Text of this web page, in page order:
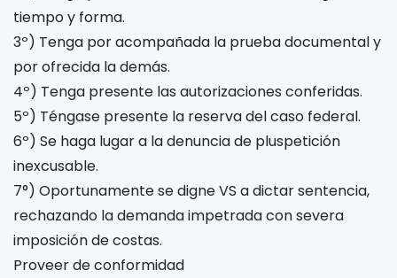
tiempo y forma.
3º) Tenga por acompañada la prueba documental y
por ofrecida la demás.
4º) Tenga presente las autorizaciones conferidas.
5º) Téngase presente la reserva del caso federal.
6º) Se haga lugar a la denuncia de pluspetición
inexcusable.
7°) Oportunamente se digne VS a dictar sentencia,
rechazando la demanda impetrada con severa
imposición de costas.
Proveer de conformidad